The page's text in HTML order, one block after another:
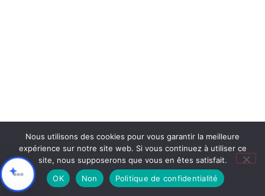
Nous utilisons des cookies pour vous garantir la meilleure
expérience sur notre site web. Si vous continuez à utiliser ce
site, nous supposerons que vous en êtes satisfait.
OK
Non Politique de confidentialité